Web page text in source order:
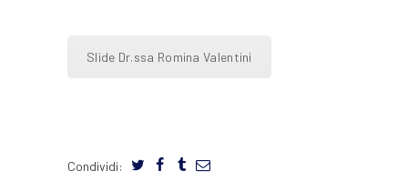
Slide Dr.ssa Romina Valentini
Condividi: